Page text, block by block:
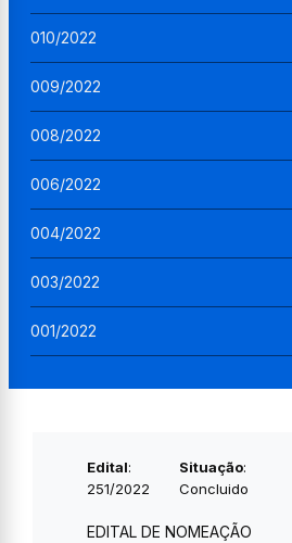
010/2022
009/2022
008/2022
006/2022
004/2022
003/2022
001/2022
Edital:
251/2022
Situação:
Concluido
EDITAL DE NOMEAÇÃO